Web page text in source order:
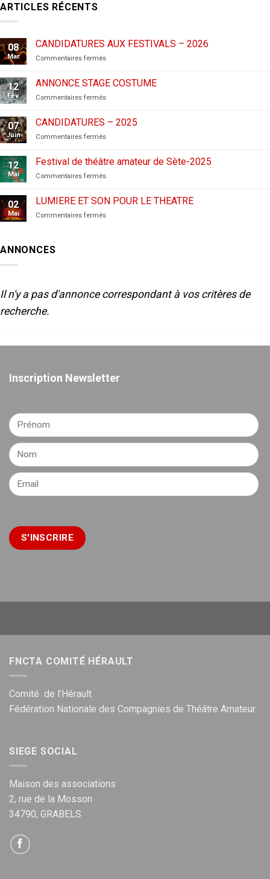
ARTICLES RÉCENTS
08
Mar
CANDIDATURES AUX FESTIVALS – 2026
Commentaires ferméssur
AUX
FESTIVALS
–
12
Fév
ANNONCE STAGE COSTUME
Commentaires ferméssur
STAGE
COSTUME
07
Juin
CANDIDATURES – 2025
Commentaires ferméssur
2025
12
Mai
Festival de théâtre amateur de Sète-2025
Commentaires ferméssur
de
théâtre
amateur
02
Mai
LUMIERE ET SON POUR LE THEATRE
Commentaires ferméssur
ANNONCES
Il n'y a pas d'annonce correspondant à vos critères de
recherche.
Inscription Newsletter
FNCTA COMITÉ HÉRAULT
Comité de l’Hérault
Fédération Nationale des Compagnies de Théâtre Amateur
SIEGE SOCIAL
Maison des associations
2, rue de la Mosson
34790, GRABELS